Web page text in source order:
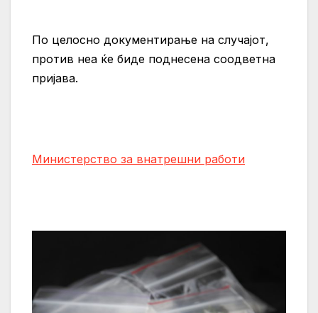
По целосно документирање на случајот,
против неа ќе биде поднесена соодветна
пријава.
Министерство за внатрешни работи